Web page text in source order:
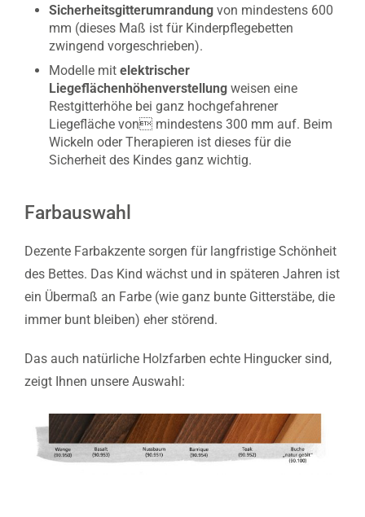
Sicherheitsgitterumrandung von mindestens 600
mm (dieses Maß ist für Kinderpflegebetten
zwingend vorgeschrieben).
Modelle mit elektrischer
Liegeflächenhöhenverstellung weisen eine
Restgitterhöhe bei ganz hochgefahrener
Liegefläche von mindestens 300 mm auf. Beim
Wickeln oder Therapieren ist dieses für die
Sicherheit des Kindes ganz wichtig.
Farbauswahl
Dezente Farbakzente sorgen für langfristige Schönheit
des Bettes. Das Kind wächst und in späteren Jahren ist
ein Übermaß an Farbe (wie ganz bunte Gitterstäbe, die
immer bunt bleiben) eher störend.
Das auch natürliche Holzfarben echte Hingucker sind,
zeigt Ihnen unsere Auswahl: